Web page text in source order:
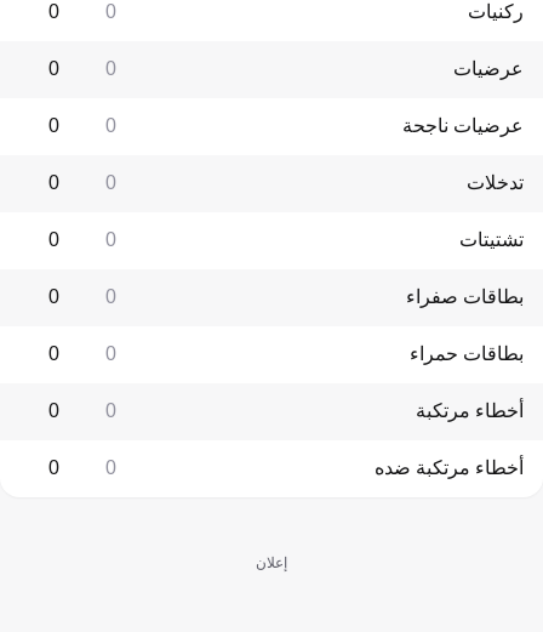
ركنيات 0
0
عرضيات 0
0
عرضيات ناجحة 0
0
تدخلات 0
0
تشتيتات 0
0
بطاقات صفراء 0
0
بطاقات حمراء 0
0
أخطاء مرتكبة 0
0
أخطاء مرتكبة ضده 0
0
إعلان